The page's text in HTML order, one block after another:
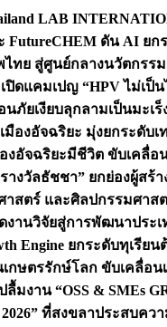
LAB
FutureCHEM ดัน AI ยก
ทย สู่ศูนย์กลางนวัตกรร
ปิดแคมเปญ “HPV ไม่เป็
ภัยเงียบลุกลามเป็นมะเร็
มืองอัจฉริยะ มุ่งยกระดับเ
งอัจฉริยะมีชีวิต ขับเคลื่อ
างวัลธัชชา” ยกย่องผู้สร้
สตร์ และศิลปกรรมศาสต
งานวิจัยสู่การพัฒนาประเ
Engine ยกระดับทุเรีย
กษตรรักษ์โลก ขับเคลื่อน
ลื้มงาน “OSS & SMEs
ที่สงขลาประสบควา